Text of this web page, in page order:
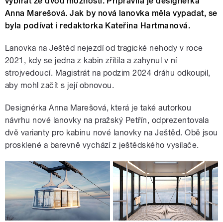
Anna Marešová. Jak by nová lanovka měla vypadat, se
byla podívat i redaktorka Kateřina Hartmanová.
Lanovka na Ještěd nejezdí od tragické nehody v roce
2021, kdy se jedna z kabin zřítila a zahynul v ní
strojvedoucí. Magistrát na podzim 2024 dráhu odkoupil,
aby mohl začít s její obnovou.
Designérka Anna Marešová, která je také autorkou
návrhu nové lanovky na pražský Petřín, odprezentovala
dvě varianty pro kabinu nové lanovky na Ještěd. Obě jsou
prosklené a barevně vychází z ještědského vysílače.